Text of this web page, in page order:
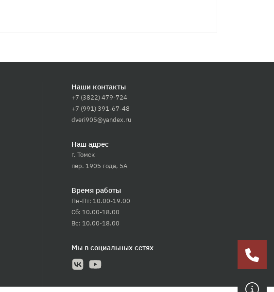
Наши контакты
+7 (3822) 479-724
+7 (991) 391-67-48
dveri905@yandex.ru
Наш адрес
г. Томск
пер. 1905 года, 5А
Время работы
Пн-Пт: 10.00-19.00
Сб: 10.00-18.00
Вс: 10.00-18.00
Мы в социальных сетях